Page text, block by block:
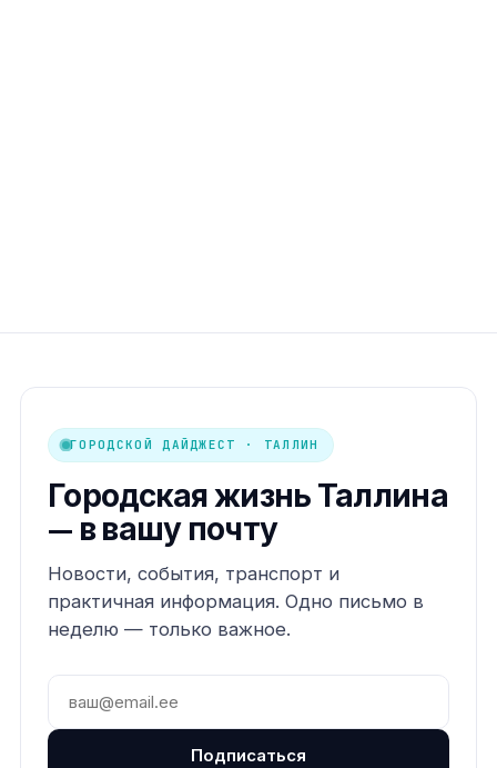
ГОРОДСКОЙ ДАЙДЖЕСТ · ТАЛЛИН
Городская жизнь Таллина
— в вашу почту
Новости, события, транспорт и
практичная информация. Одно письмо в
неделю — только важное.
Подписаться